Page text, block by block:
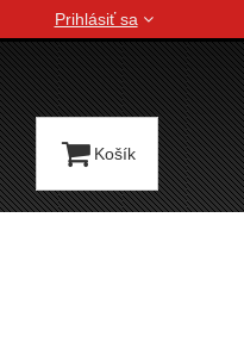
Prihlásiť sa
Košík